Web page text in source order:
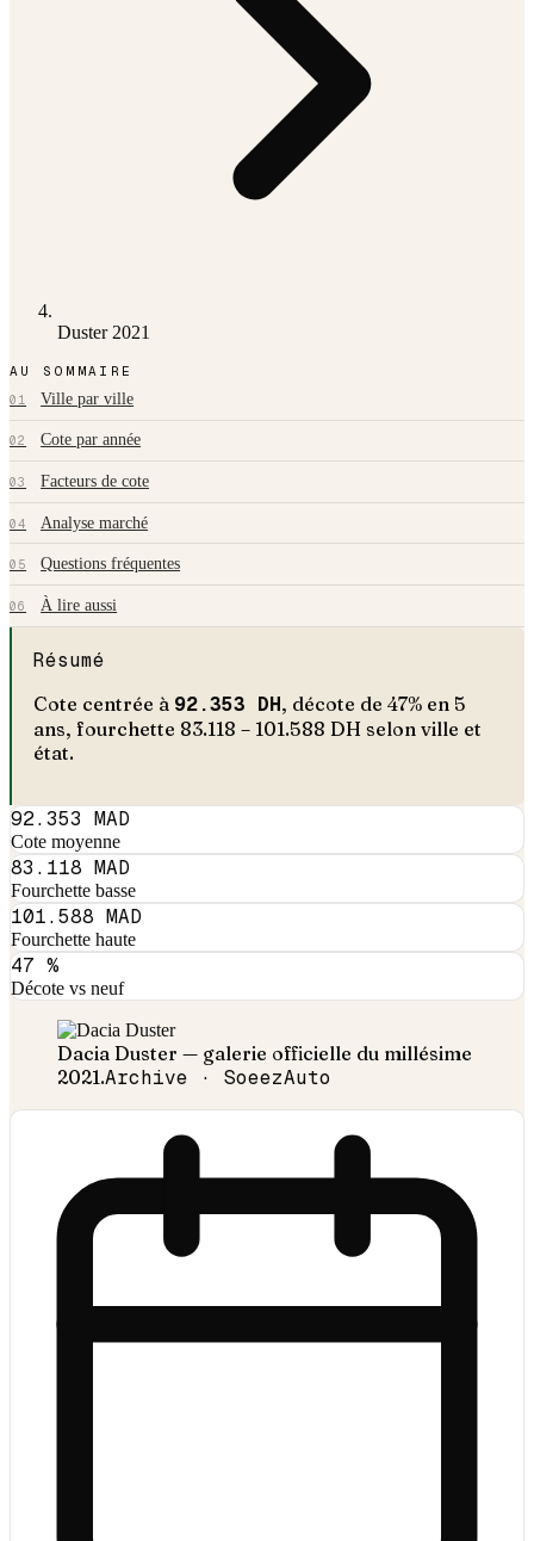
Duster 2021
AU SOMMAIRE
01 Ville par ville
02 Cote par année
03 Facteurs de cote
04 Analyse marché
05 Questions fréquentes
06 À lire aussi
Résumé
Cote centrée à 92.353 DH, décote de 47% en 5
ans, fourchette 83.118 – 101.588 DH selon ville et
état.
92.353 MAD
Cote moyenne
83.118 MAD
Fourchette basse
101.588 MAD
Fourchette haute
47 %
Décote vs neuf
Dacia Duster — galerie officielle du millésime
2021.Archive · SoeezAuto